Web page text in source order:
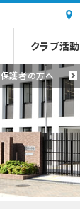
保護者の方へ
クラブ活動